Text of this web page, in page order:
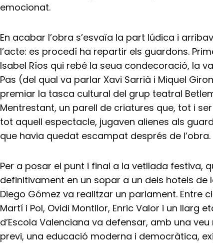
emocionat.
En acabar l’obra s’esvaïa la part lúdica i
l’acte: es procedí ha repartir els guardons.
Isabel Ríos qui rebé la seua condecoració, la
Pas (del qual va parlar Xavi Sarrià i Miquel
premiar la tasca cultural del grup teatral
Mentrestant, un parell de criatures que, tot i
tot aquell espectacle, jugaven alienes als
que havia quedat escampat després de l’obra.
Per a posar el punt i final a la vetllada festiva,
definitivament en un sopar a un dels hotels de
Diego Gómez va realitzar un parlament. Entre
Martí i Pol, Ovidi Montllor, Enric Valor i un llarg
d’Escola Valenciana va defensar, amb una
previ, una educació moderna i democràtica,